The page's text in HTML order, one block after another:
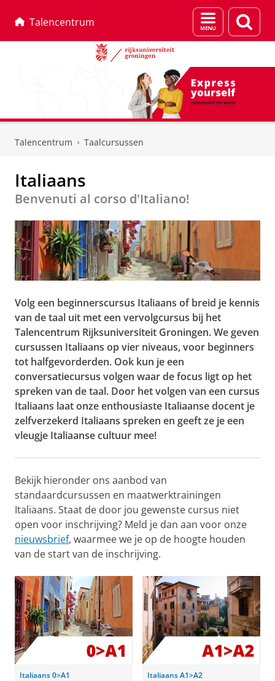
Talencentrum
Menu
en
Talencentrum Taalcursussen
Italiaans
Benvenuti al corso d'Italiano!
Volg een beginnerscursus Italiaans of breid je kennis
van de taal uit met een vervolgcursus bij het
Talencentrum Rijksuniversiteit Groningen. We geven
cursussen Italiaans op vier niveaus, voor beginners
tot halfgevorderden. Ook kun je een
conversatiecursus volgen waar de focus ligt op het
spreken van de taal. Door het volgen van een cursus
Italiaans laat onze enthousiaste Italiaanse docent je
zelfverzekerd Italiaans spreken en geeft ze je een
vleugje Italiaanse cultuur mee!
Bekijk hieronder ons aanbod van
standaardcursussen en maatwerktrainingen
Italiaans. Staat de door jou gewenste cursus niet
open voor inschrijving? Meld je dan aan voor onze
nieuwsbrief, waarmee we je op de hoogte houden
van de start van de inschrijving.
Italiaans 0>A1
Italiaans A1>A2